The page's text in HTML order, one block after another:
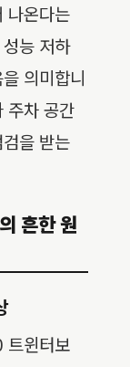
나온다는
능 저하
의미합니
주차 공간
을 받는
흔한 원
윈터보